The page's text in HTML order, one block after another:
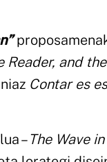
Reader, and
Contar es
–The Wave